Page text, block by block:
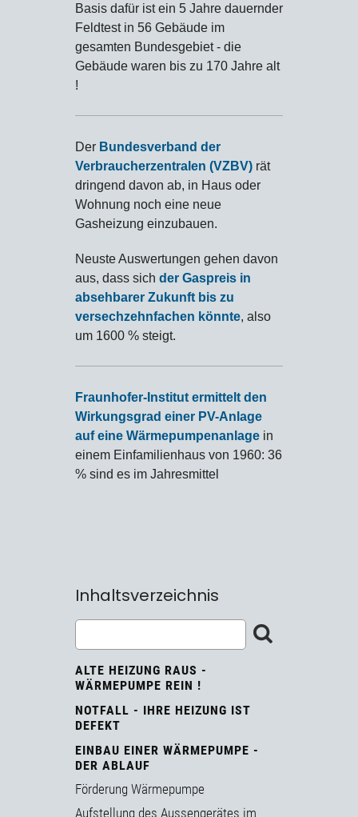
Basis dafür ist ein 5 Jahre dauernder
Feldtest in 56 Gebäude im
gesamten Bundesgebiet - die
Gebäude waren bis zu 170 Jahre alt
!
Der Bundesverband der
Verbraucherzentralen (VZBV) rät
dringend davon ab, in Haus oder
Wohnung noch eine neue
Gasheizung einzubauen.
Neuste Auswertungen gehen davon
aus, dass sich der Gaspreis in
absehbarer Zukunft bis zu
versechzehnfachen könnte, also
um 1600 % steigt.
Fraunhofer-Institut ermittelt den
Wirkungsgrad einer PV-Anlage
auf eine Wärmepumpenanlage in
einem Einfamilienhaus von 1960: 36
% sind es im Jahresmittel
Inhaltsverzeichnis
ALTE HEIZUNG RAUS -
WÄRMEPUMPE REIN !
NOTFALL - IHRE HEIZUNG IST
DEFEKT
EINBAU EINER WÄRMEPUMPE -
DER ABLAUF
Förderung Wärmepumpe
Aufstellung des Aussengerätes im